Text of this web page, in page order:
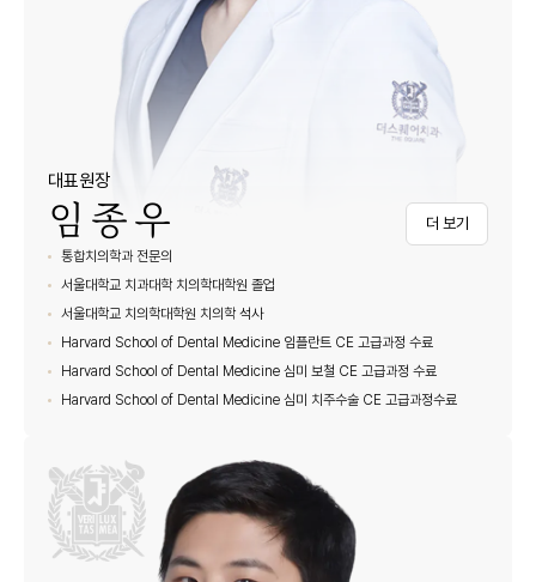
대표원장
임종우 더 보기
통합치의학과 전문의
서울대학교 치과대학 치의학대학원 졸업
서울대학교 치의학대학원 치의학 석사
Harvard School of Dental Medicine 임플란트 CE 고급과정 수료
Harvard School of Dental Medicine 심미 보철 CE 고급과정 수료
Harvard School of Dental Medicine 심미 치주수술 CE 고급과정수료